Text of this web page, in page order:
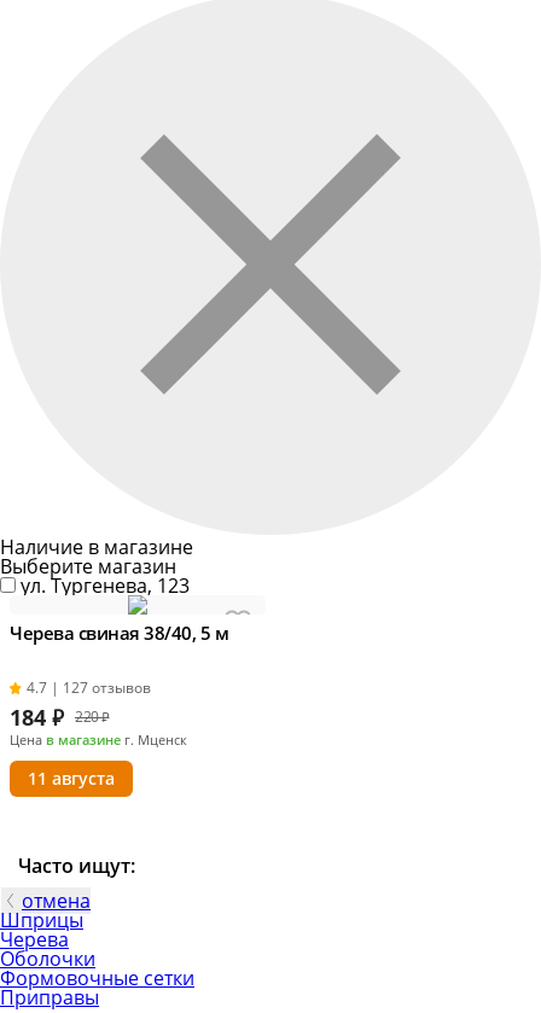
Наличие в магазине
Выберите магазин
ул. Тургенева, 123
Черева свиная 38/40, 5 м
4.7 | 127 отзывов
184 ₽ 220 ₽
Цена в магазине г. Мценск
11 августа
Часто ищут:
отмена
Шприцы
Черева
Оболочки
Формовочные сетки
Приправы